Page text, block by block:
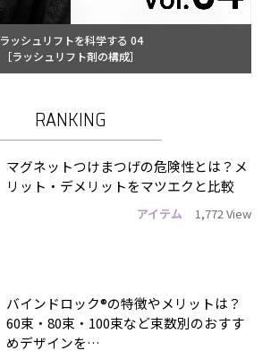
ラッシュリフトを科学する 04
［ラッシュリフト剤の構成］
RANKING
マグネットつけまつげの危険性とは？メ
リット・デメリットをマツエクと比較
アイテム 1,772 View
バインドロック®の特徴やメリットは？
60束・80束・100束など束数別のおすす
めデザインを…